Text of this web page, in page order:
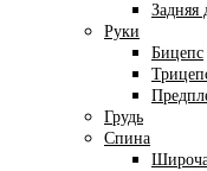
Задняя
Руки
Бицепс
Грудь
Спина